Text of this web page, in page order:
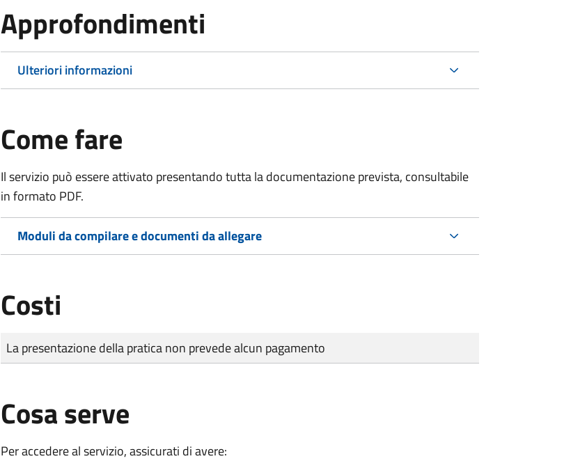
Approfondimenti
Ulteriori informazioni
Come fare
Il servizio può essere attivato presentando tutta la documentazione prevista, consultabile
in formato PDF.
Moduli da compilare e documenti da allegare
Costi
Tipo di pagamento
Importo
La presentazione della pratica non prevede alcun pagamento
Cosa serve
Per accedere al servizio, assicurati di avere: